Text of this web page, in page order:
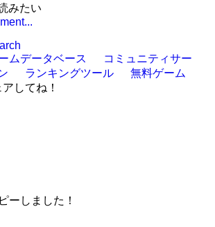
みたい
ムデータベース
コミュニティサー
ランキングツール
無料ゲーム
してね！
ーしました！